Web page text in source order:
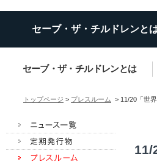
セーブ・ザ・チルドレンと
セーブ・ザ・チルドレンとは
トップページ > プレスルーム > 11/20「世
11/